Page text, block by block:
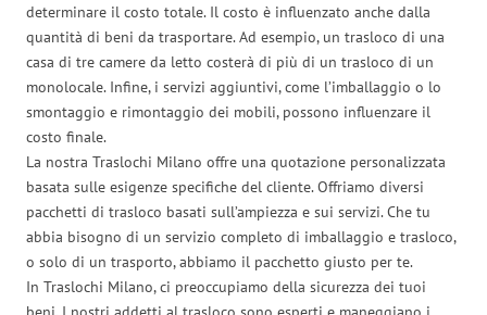
determinare il costo totale. Il costo è influenzato anche dalla
quantità di beni da trasportare. Ad esempio, un trasloco di una
casa di tre camere da letto costerà di più di un trasloco di un
monolocale. Infine, i servizi aggiuntivi, come l’imballaggio o lo
smontaggio e rimontaggio dei mobili, possono influenzare il
costo finale.
La nostra Traslochi Milano offre una quotazione personalizzata
basata sulle esigenze specifiche del cliente. Offriamo diversi
pacchetti di trasloco basati sull’ampiezza e sui servizi. Che tu
abbia bisogno di un servizio completo di imballaggio e trasloco,
o solo di un trasporto, abbiamo il pacchetto giusto per te.
In Traslochi Milano, ci preoccupiamo della sicurezza dei tuoi